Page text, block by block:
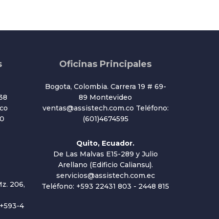
206,
4
Oficinas Principales
Bogota, Colombia. Carrera 19 # 69-
89 Montevideo
ventas@assistech.com.co Teléfono:
(601)4674595
Quito, Ecuador.
De Las Malvas E15-289 y Julio
Arellano (Edificio Caliansu).
servicios@assistech.com.ec
Teléfono: +593 22431 803 - 2448 815